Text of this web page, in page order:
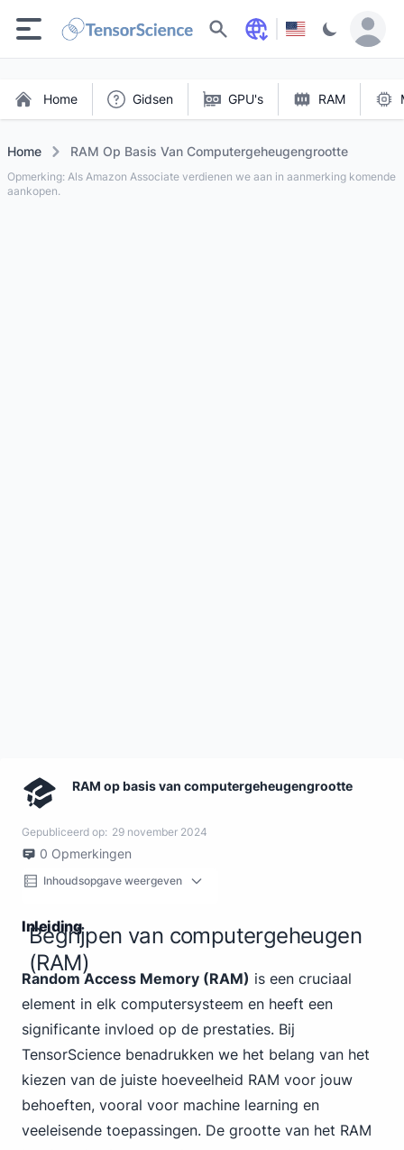
Zoeken
Home Gidsen GPU's RAM
Home RAM Op Basis Van Computergeheugengrootte
Opmerking: Als Amazon Associate verdienen we aan in aanmerking komende
aankopen.
RAM op basis van computergeheugengrootte
Gepubliceerd op: 29 november 2024
0 Opmerkingen
Inhoudsopgave weergeven
Inleiding
Begrijpen van computergeheugen
(RAM)
Random Access Memory (RAM) is een cruciaal
element in elk computersysteem en heeft een
significante invloed op de prestaties. Bij
TensorScience benadrukken we het belang van het
kiezen van de juiste hoeveelheid RAM voor jouw
behoeften, vooral voor machine learning en
veeleisende toepassingen. De grootte van het RAM